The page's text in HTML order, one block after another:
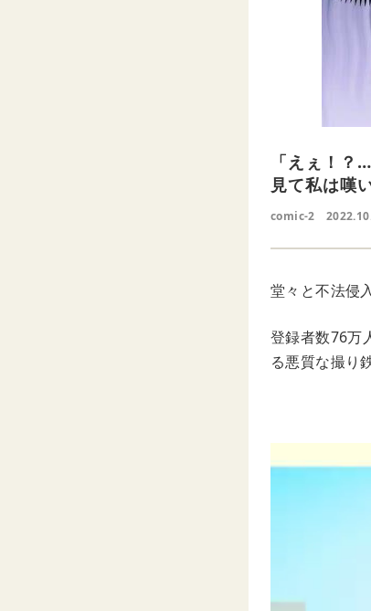
「えぇ！？
見て私は嘆
comic-2
堂々と不法侵
登録者数76万
る悪質な撮り